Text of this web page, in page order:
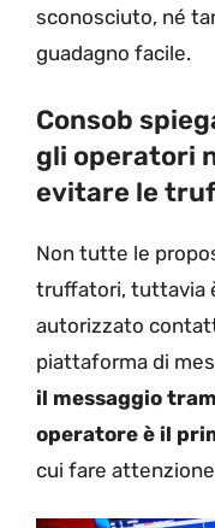
sconosciuto, né
guadagno facile.
Consob
gli operatori
evitare le
Non tutte le
truffatori, tuttavia
autorizzato
piattaforma di
il messaggio
operatore è il
cui fare